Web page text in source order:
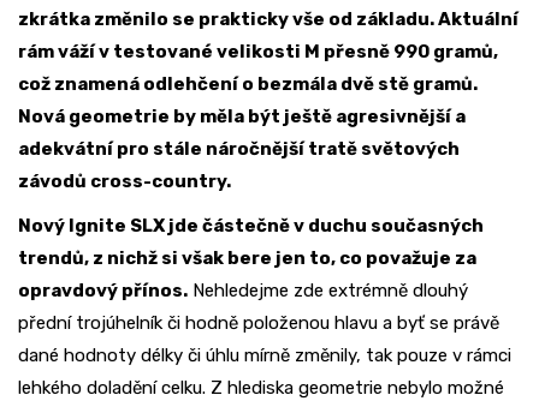
zkrátka změnilo se prakticky vše od základu. Aktuální
rám váží v testované velikosti M přesně 990 gramů,
což znamená odlehčení o bezmála dvě stě gramů.
Nová geometrie by měla být ještě agresivnější a
adekvátní pro stále náročnější tratě světových
závodů cross-country.
Nový Ignite SLX jde částečně v duchu současných
trendů, z nichž si však bere jen to, co považuje za
opravdový přínos. Nehledejme zde extrémně dlouhý
přední trojúhelník či hodně položenou hlavu a byť se právě
dané hodnoty délky či úhlu mírně změnily, tak pouze v rámci
lehkého doladění celku. Z hlediska geometrie nebylo možné